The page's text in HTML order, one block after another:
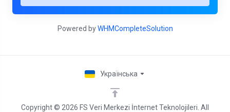
Powered byWHMCompleteSolution
Copyright © 2026 FS Veri Merkezi İnternet Teknolojileri. All
Українська